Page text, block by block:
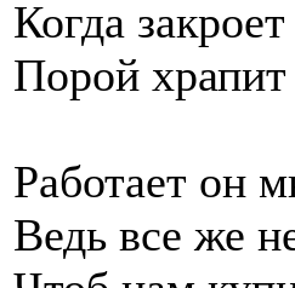
Когда закроет
Порой
Работает он
Ведь все же